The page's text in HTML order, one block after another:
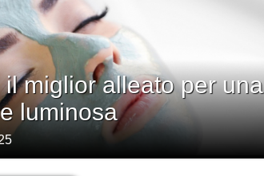
miglior alleato per una
luminosa